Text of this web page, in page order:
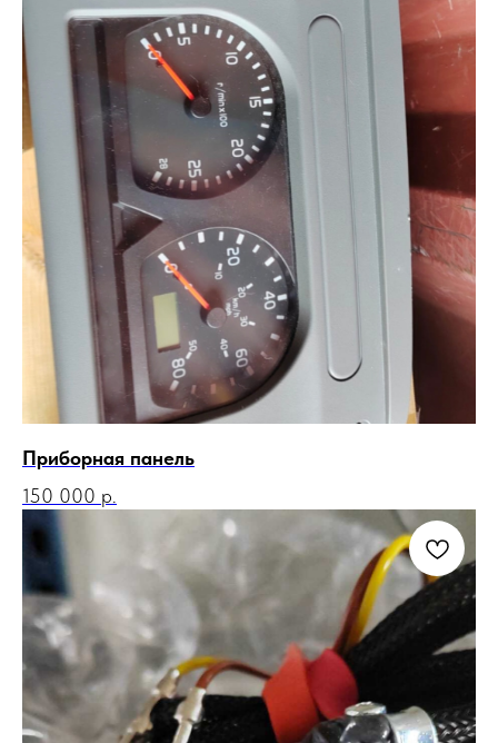
Приборная панель
150 000 р.